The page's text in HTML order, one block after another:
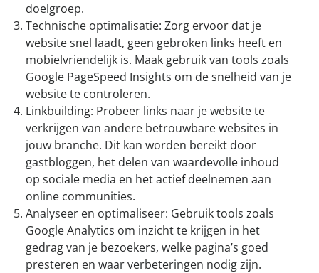
doelgroep.
Technische optimalisatie: Zorg ervoor dat je
website snel laadt, geen gebroken links heeft en
mobielvriendelijk is. Maak gebruik van tools zoals
Google PageSpeed Insights om de snelheid van je
website te controleren.
Linkbuilding: Probeer links naar je website te
verkrijgen van andere betrouwbare websites in
jouw branche. Dit kan worden bereikt door
gastbloggen, het delen van waardevolle inhoud
op sociale media en het actief deelnemen aan
online communities.
Analyseer en optimaliseer: Gebruik tools zoals
Google Analytics om inzicht te krijgen in het
gedrag van je bezoekers, welke pagina’s goed
presteren en waar verbeteringen nodig zijn.